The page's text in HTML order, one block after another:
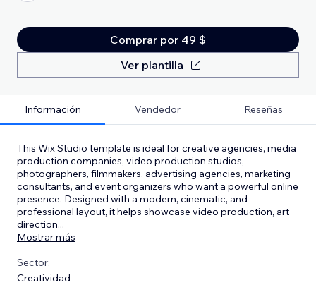
Comprar por 49 $
Ver plantilla
Información Vendedor Reseñas
This Wix Studio template is ideal for creative agencies, media
production companies, video production studios,
photographers, filmmakers, advertising agencies, marketing
consultants, and event organizers who want a powerful online
presence. Designed with a modern, cinematic, and
professional layout, it helps showcase video production, art
direction...
Mostrar más
Sector:
Creatividad